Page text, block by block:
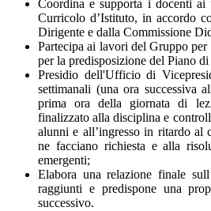
Coordina e supporta i docenti
Curricolo d’Istituto, in accordo
Dirigente e dalla Commissione
Partecipa ai lavori del Gruppo
per la predisposizione del Piano
Presidio dell'Ufficio di
settimanali (una ora successiva
prima ora della giornata di
finalizzato alla disciplina e
alunni e all’ingresso in ritardo
ne facciano richiesta e alla
emergenti;
Elabora una relazione finale
raggiunti e predispone una
successivo.